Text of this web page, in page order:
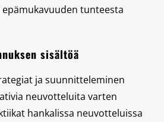
tunteesta
sisältöä
ja suunnitteleminen
neuvotteluita varten
hankalissa neuvotteluissa